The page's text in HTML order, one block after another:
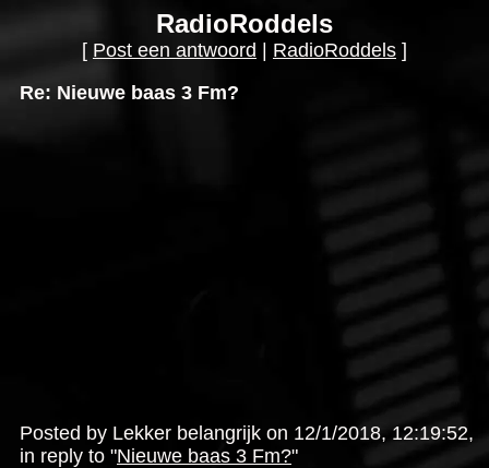
RadioRoddels
[ Post een antwoord RadioRoddels ]
Re: Nieuwe baas 3 Fm?
Posted by Lekker belangrijk on 12/1/2018, 12:19:52,
in reply to "Nieuwe baas 3 Fm?"